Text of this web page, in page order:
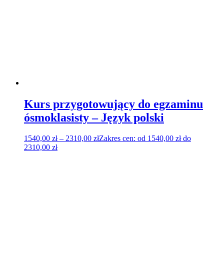
Kurs przygotowujący do egzaminu
ósmoklasisty – Język polski
1540,00 zł – 2310,00 złZakres cen: od 1540,00 zł do
2310,00 zł